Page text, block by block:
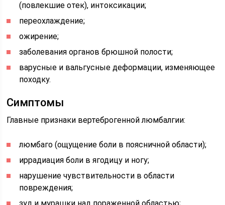
(повлекшие отек), интоксикации;
переохлаждение;
ожирение;
заболевания органов брюшной полости;
варусные и вальгусные деформации, изменяющее
походку.
Симптомы
Главные признаки вертеброгенной люмбалгии:
люмбаго (ощущение боли в поясничной области);
иррадиация боли в ягодицу и ногу;
нарушение чувствительности в области
повреждения;